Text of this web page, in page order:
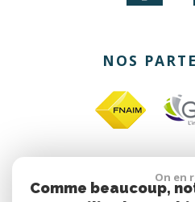
NOS
site
On en
Comme beaucoup,